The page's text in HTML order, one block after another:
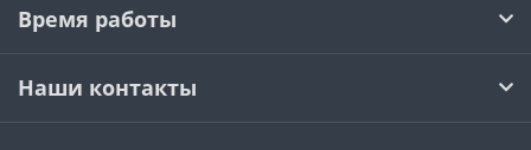
Время работы
Наши контакты